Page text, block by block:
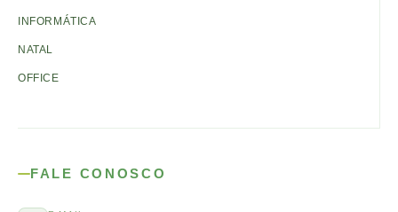
INFORMÁTICA
NATAL
OFFICE
FALE CONOSCO